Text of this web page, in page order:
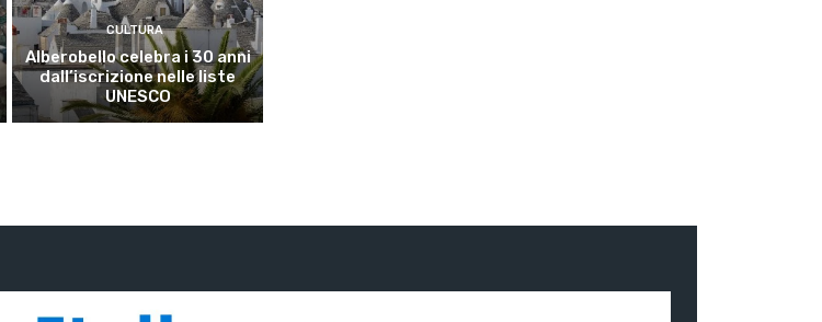
CULTURA
Alberobello celebra i 30 anni
dall’iscrizione nelle liste
UNESCO